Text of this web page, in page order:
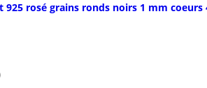
925 rosé grains ronds noirs 1 mm coeurs